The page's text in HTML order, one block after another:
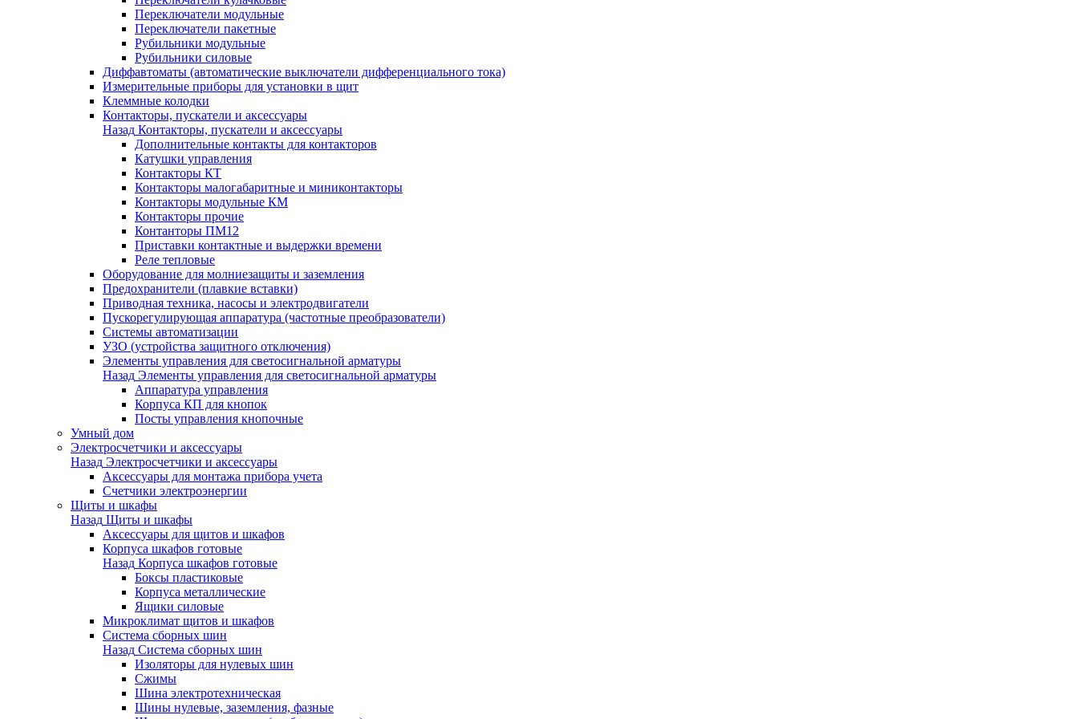
Переключатели модульные
Переключатели пакетные
Рубильники модульные
Рубильники силовые
Диффавтоматы (автоматические выключатели дифференциального тока)
Измерительные приборы для установки в щит
Клеммные колодки
Контакторы, пускатели и аксессуары
Назад Контакторы, пускатели и аксессуары
Дополнительные контакты для контакторов
Катушки управления
Контакторы КТ
Контакторы малогабаритные и миниконтакторы
Контакторы модульные КМ
Контакторы прочие
Контанторы ПМ12
Приставки контактные и выдержки времени
Реле тепловые
Оборудование для молниезащиты и заземления
Предохранители (плавкие вставки)
Приводная техника, насосы и электродвигатели
Пускорегулирующая аппаратура (частотные преобразователи)
Системы автоматизации
УЗО (устройства защитного отключения)
Элементы управления для светосигнальной арматуры
Назад Элементы управления для светосигнальной арматуры
Аппаратура управления
Корпуса КП для кнопок
Посты управления кнопочные
Умный дом
Электросчетчики и аксессуары
Назад Электросчетчики и аксессуары
Аксессуары для монтажа прибора учета
Счетчики электроэнергии
Щиты и шкафы
Назад Щиты и шкафы
Аксессуары для щитов и шкафов
Корпуса шкафов готовые
Назад Корпуса шкафов готовые
Боксы пластиковые
Корпуса металлические
Ящики силовые
Микроклимат щитов и шкафов
Система сборных шин
Назад Система сборных шин
Изоляторы для нулевых шин
Сжимы
Шина электротехническая
Шины нулевые, заземления, фазные